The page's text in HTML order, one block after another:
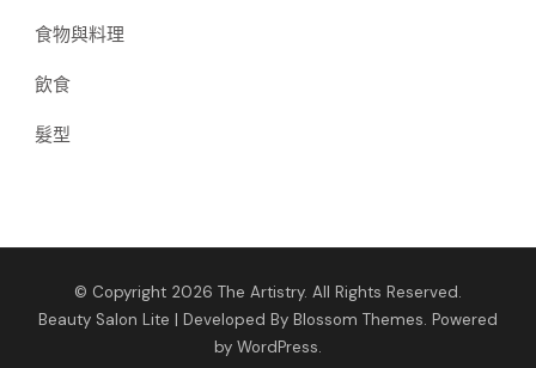
食物與料理
飲食
髮型
© Copyright 2026 The Artistry. All Rights Reserved.
Beauty Salon Lite | Developed By Blossom Themes. Powered
by WordPress.